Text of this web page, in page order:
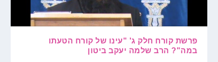
פרשת קורח חלק ג' "עינו של קורח הטעתו
במה"? הרב שלמה יעקב ביטון